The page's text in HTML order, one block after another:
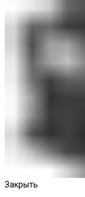
Закрыть